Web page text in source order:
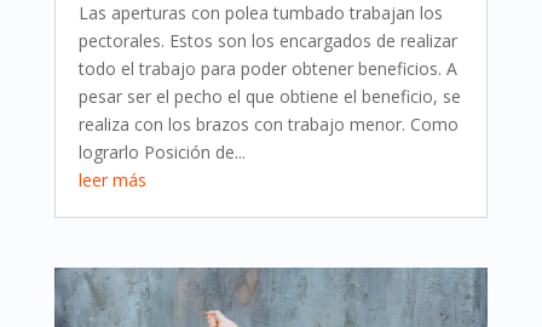
Las aperturas con polea tumbado trabajan los
pectorales. Estos son los encargados de realizar
todo el trabajo para poder obtener beneficios. A
pesar ser el pecho el que obtiene el beneficio, se
realiza con los brazos con trabajo menor. Como
lograrlo Posición de...
leer más